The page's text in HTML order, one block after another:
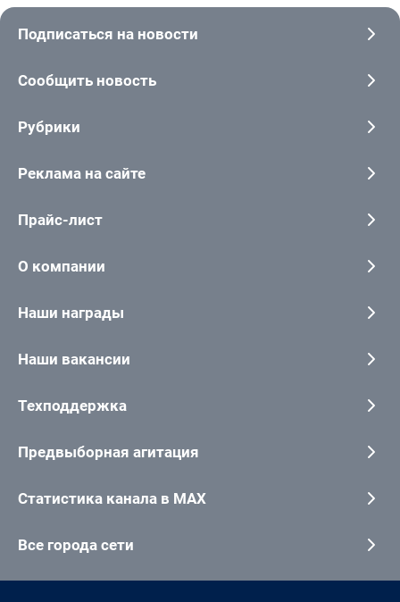
Подписаться на новости
Сообщить новость
Рубрики
Реклама на сайте
Прайс-лист
О компании
Наши награды
Наши вакансии
Техподдержка
Предвыборная агитация
Статистика канала в MAX
Все города сети